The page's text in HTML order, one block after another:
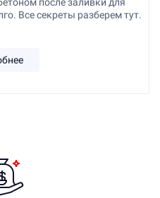
Все секреты разберем тут.